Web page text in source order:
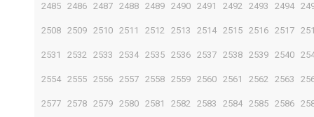
2485 2486 2487 2488 2489 2490 2491 2492 2493 2494
2508 2509 2510 2511 2512 2513 2514 2515 2516 2517
2531 2532 2533 2534 2535 2536 2537 2538 2539 2540
2554 2555 2556 2557 2558 2559 2560 2561 2562 2563
2577 2578 2579 2580 2581 2582 2583 2584 2585 2586